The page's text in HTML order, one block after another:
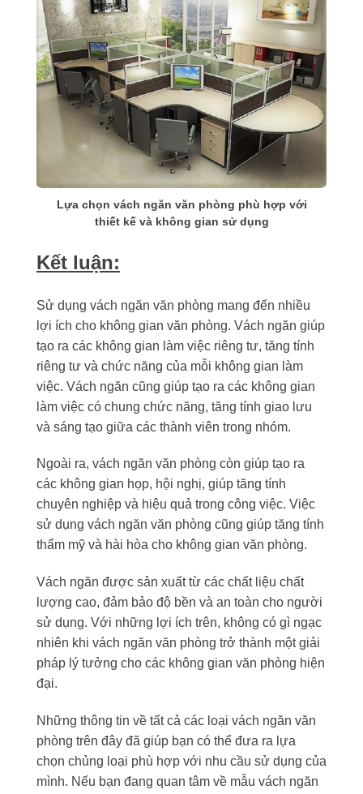
Lựa chọn vách ngăn văn phòng phù hợp với
thiết kế và không gian sử dụng
Kết luận:
Sử dụng vách ngăn văn phòng mang đến nhiều
lợi ích cho không gian văn phòng. Vách ngăn giúp
tạo ra các không gian làm việc riêng tư, tăng tính
riêng tư và chức năng của mỗi không gian làm
việc. Vách ngăn cũng giúp tạo ra các không gian
làm việc có chung chức năng, tăng tính giao lưu
và sáng tạo giữa các thành viên trong nhóm.
Ngoài ra, vách ngăn văn phòng còn giúp tạo ra
các không gian họp, hội nghị, giúp tăng tính
chuyên nghiệp và hiệu quả trong công việc. Việc
sử dụng vách ngăn văn phòng cũng giúp tăng tính
thẩm mỹ và hài hòa cho không gian văn phòng.
Vách ngăn được sản xuất từ các chất liệu chất
lượng cao, đảm bảo độ bền và an toàn cho người
sử dụng. Với những lợi ích trên, không có gì ngạc
nhiên khi vách ngăn văn phòng trở thành một giải
pháp lý tưởng cho các không gian văn phòng hiện
đại.
Những thông tin về tất cả các loại vách ngăn văn
phòng trên đây đã giúp bạn có thể đưa ra lựa
chọn chủng loại phù hợp với nhu cầu sử dụng của
mình. Nếu bạn đang quan tâm về mẫu vách ngăn